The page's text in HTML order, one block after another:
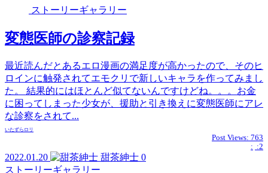
ストーリーギャラリー
変態医師の診察記録
最近読んだとあるエロ漫画の満足度が高かったので、そのヒ
ロインに触発されてエモクリで新しいキャラを作ってみまし
た。 結果的にはほとんど似てないんですけどね。。。お金
に困ってしまった少女が、援助と引き換えに変態医師にアレ
な診察をされて...
いたずら ロリ
Post Views: 763
: :2
2022.01.20 甜茶紳士 0
ストーリーギャラリー